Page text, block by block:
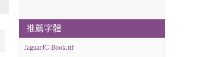
推薦字體
JaguarJC-Book.ttf